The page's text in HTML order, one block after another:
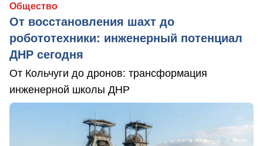
Общество
От восстановления шахт до
робототехники: инженерный потенциал
ДНР сегодня
От Кольчуги до дронов: трансформация
инженерной школы ДНР